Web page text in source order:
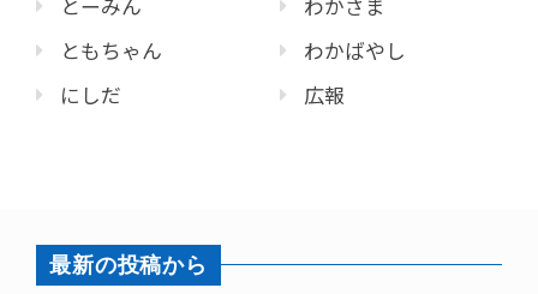
とーみん
ともちゃん
にしだ
わかさま
わかばやし
広報
最新の投稿から